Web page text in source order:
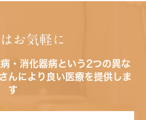
お気軽に
・消化器病という2つの異な
んにより良い医療を提供しま
す